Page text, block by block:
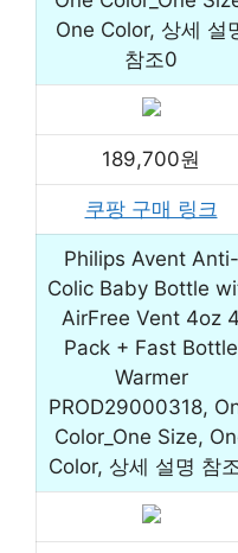
One Color, 상세 설
참조0
189,700원
쿠팡 구매 링크
Philips Avent Anti-
Colic Baby Bottle
AirFree Vent 4oz 4
Pack + Fast Bottle
Warmer
PROD29000318,
Color_One Size,
Color, 상세 설명 참